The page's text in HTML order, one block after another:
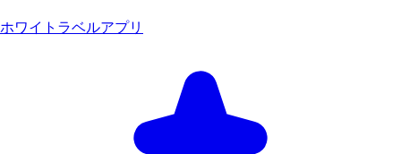
ホワイトラベルアプリ